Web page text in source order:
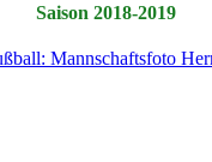
Saison 2018-2019